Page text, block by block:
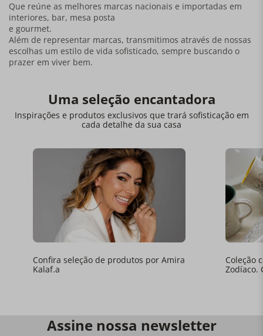
Que reúne as melhores marcas nacionais e importadas em
interiores, bar, mesa posta
e gourmet.
Além de representar marcas, transmitimos através de nossas
escolhas um estilo de vida sofisticado, sempre buscando o
prazer em viver bem.
Uma seleção encantadora
Inspirações e produtos exclusivos que trará sofisticação em
cada detalhe da sua casa
Confira seleção de produtos por Amira
Kalaf.a
Coleção
Zodíaco.
Assine nossa newsletter